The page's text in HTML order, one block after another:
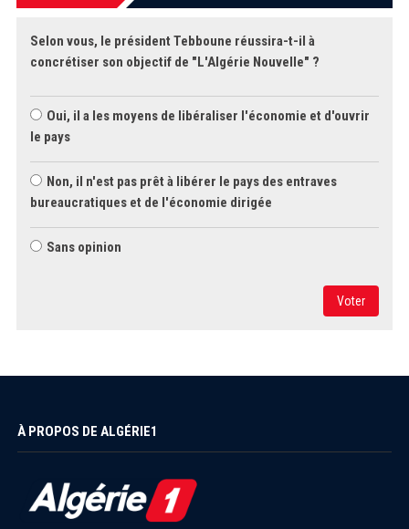
Selon vous, le président Tebboune réussira-t-il à
concrétiser son objectif de "L'Algérie Nouvelle" ?
Oui, il a les moyens de libéraliser l'économie et d'ouvrir
le pays
Non, il n'est pas prêt à libérer le pays des entraves
bureaucratiques et de l'économie dirigée
Sans opinion
Voter
À PROPOS DE ALGÉRIE1